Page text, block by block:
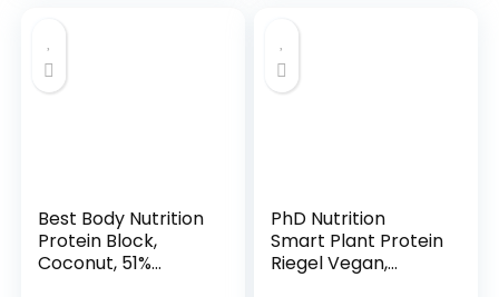
und Fitness, 24
Stück á 45g,
Cookies & Cream
Best Body Nutrition
Protein Block,
Coconut, 51%
PhD Nutrition
Smart Plant Protein
Riegel Vegan,